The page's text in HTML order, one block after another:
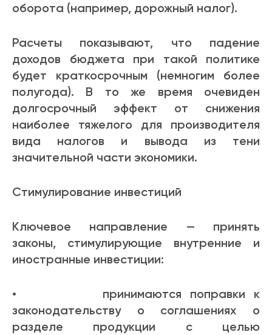
оборота (например, дорожный налог).
Расчеты показывают, что падение
доходов бюджета при такой политике
будет краткосрочным (немногим более
полугода). В то же время очевиден
долгосрочный эффект от снижения
наиболее тяжелого для производителя
вида налогов и вывода из тени
значительной части экономики.
Стимулирование инвестиций
Ключевое направление — принять
законы, стимулирующие внутренние и
иностранные инвестиции:
• принимаются поправки к
законодательству о соглашениях о
разделе продукции с целью